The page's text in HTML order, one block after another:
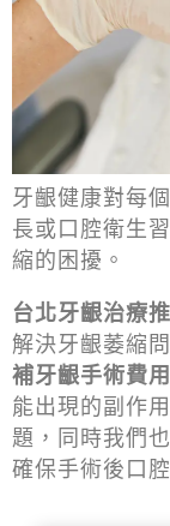
牙齦健康對每
長或口腔衛生
縮的困擾。
台北牙齦治療
解決牙齦萎縮
補牙齦手術費用
能出現的副作
題，同時我們
確保手術後口